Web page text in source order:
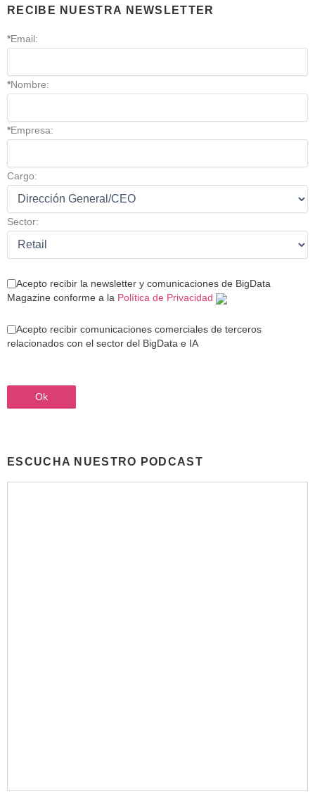
RECIBE NUESTRA NEWSLETTER
*Email:
*Nombre:
*Empresa:
Cargo:
Sector:
Acepto recibir la newsletter y comunicaciones de BigData
Magazine conforme a la Política de Privacidad
Acepto recibir comunicaciones comerciales de terceros
relacionados con el sector del BigData e IA
ESCUCHA NUESTRO PODCAST